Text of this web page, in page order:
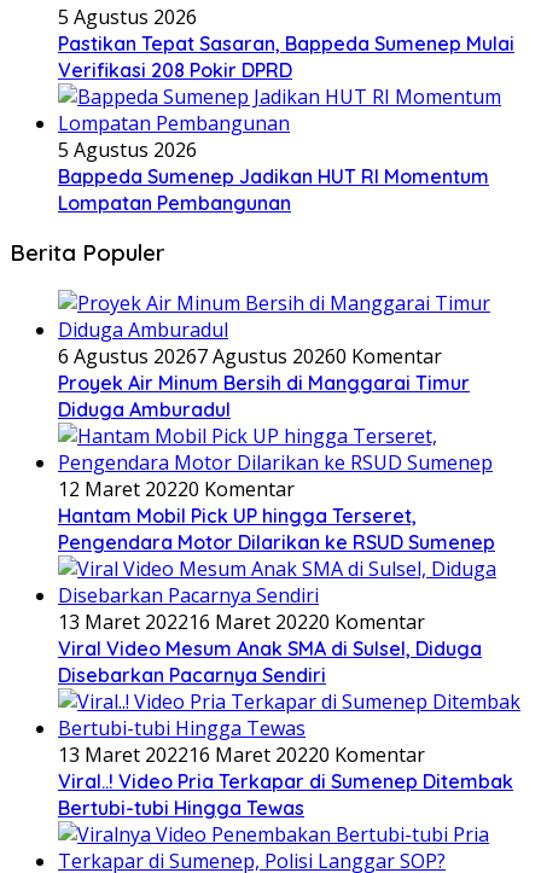
5 Agustus 2026
Pastikan Tepat Sasaran, Bappeda Sumenep Mulai
Verifikasi 208 Pokir DPRD
5 Agustus 2026
Bappeda Sumenep Jadikan HUT RI Momentum
Lompatan Pembangunan
Berita Populer
6 Agustus 20267 Agustus 20260 Komentar
Proyek Air Minum Bersih di Manggarai Timur
Diduga Amburadul
12 Maret 20220 Komentar
Hantam Mobil Pick UP hingga Terseret,
Pengendara Motor Dilarikan ke RSUD Sumenep
13 Maret 202216 Maret 20220 Komentar
Viral Video Mesum Anak SMA di Sulsel, Diduga
Disebarkan Pacarnya Sendiri
13 Maret 202216 Maret 20220 Komentar
Viral..! Video Pria Terkapar di Sumenep Ditembak
Bertubi-tubi Hingga Tewas